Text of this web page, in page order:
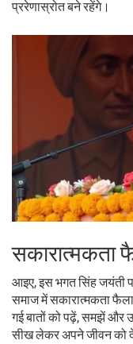
प्ररेणास्रोत बने रहेंगे।
सकारात्मकता
आइए, इस भगत सिंह जयंती
समाज में सकारात्मकता
गई बातों को पढ़ें, समझें और
सीख लेकर अपने जीवन को